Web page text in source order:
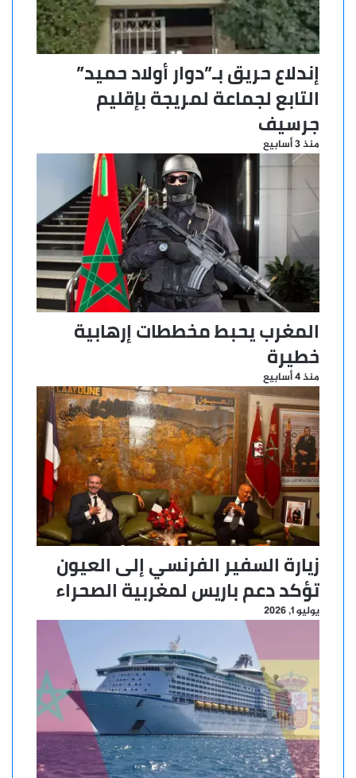
إندلاع حريق بـ”دوار أولاد حميد”
التابع لجماعة لمريجة بإقليم
جرسيف
منذ 3 أسابيع
المغرب يحبط مخططات إرهابية
خطيرة
منذ 4 أسابيع
زيارة السفير الفرنسي إلى العيون
تؤكد دعم باريس لمغربية الصحراء
يوليو 1, 2026